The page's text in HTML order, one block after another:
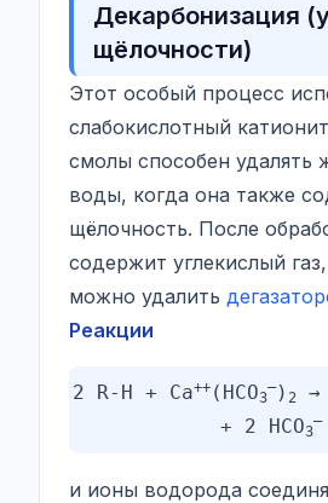
Декарбонизация
щёлочности)
Этот особый процесс
слабокислотный
смолы способен удалять
воды, когда она также
щёлочность. После
содержит углекислый
можно удалить
Реакции
2 R-H + Ca++(HCO3
–) 2 →
+ 2 HCO3
–
и ионы водорода